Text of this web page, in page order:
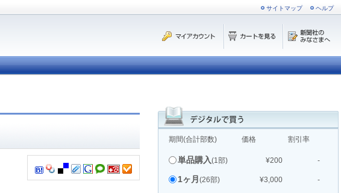
サイトマップ ヘルプ
期間(合計部数) 価格 割引率
単品購入(1部) ¥200 -
1ヶ月 (26部) ¥3,000 -